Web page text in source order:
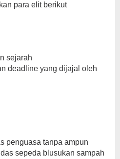
para elit berikut
sejarah
deadline yang dijajal oleh
penguasa tanpa ampun
sepeda blusukan sampah